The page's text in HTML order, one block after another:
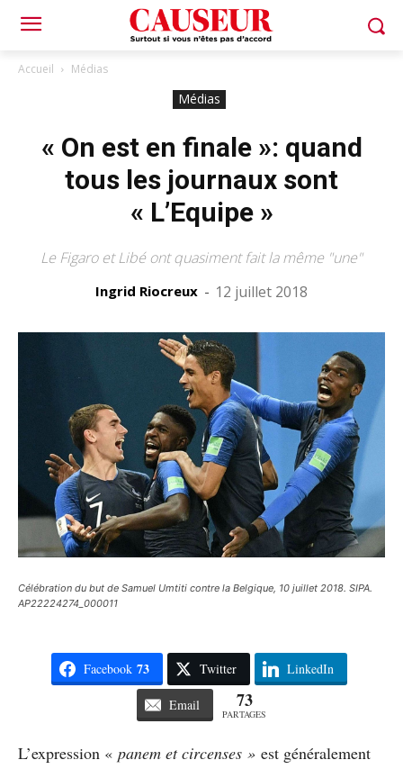
Accueil Médias
Médias
« On est en finale »: quand
tous les journaux sont
« L’Equipe »
Le Figaro et Libé ont quasiment fait la même "une"
Ingrid Riocreux - 12 juillet 2018
Célébration du but de Samuel Umtiti contre la Belgique, 10 juillet 2018. SIPA.
AP22224274_000011
Facebook 73 Twitter LinkedIn
Email 73
PARTAGES
L’expression « panem et circenses » est généralement